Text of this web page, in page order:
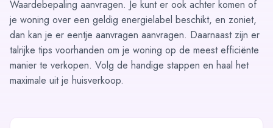
Waardebepaling aanvragen. Je kunt er ook achter komen of
je woning over een geldig energielabel beschikt, en zoniet,
dan kan je er eentje aanvragen aanvragen. Daarnaast zijn er
talrijke tips voorhanden om je woning op de meest efficiënte
manier te verkopen. Volg de handige stappen en haal het
maximale uit je huisverkoop.